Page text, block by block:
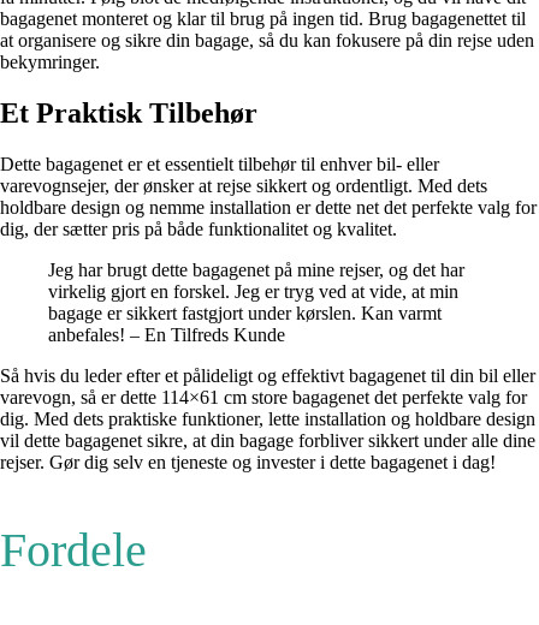
bagagenet monteret og klar til brug på ingen tid. Brug bagagenettet til
at organisere og sikre din bagage, så du kan fokusere på din rejse uden
bekymringer.
Et Praktisk Tilbehør
Dette bagagenet er et essentielt tilbehør til enhver bil- eller
varevognsejer, der ønsker at rejse sikkert og ordentligt. Med dets
holdbare design og nemme installation er dette net det perfekte valg for
dig, der sætter pris på både funktionalitet og kvalitet.
Jeg har brugt dette bagagenet på mine rejser, og det har
virkelig gjort en forskel. Jeg er tryg ved at vide, at min
bagage er sikkert fastgjort under kørslen. Kan varmt
anbefales! – En Tilfreds Kunde
Så hvis du leder efter et pålideligt og effektivt bagagenet til din bil eller
varevogn, så er dette 114×61 cm store bagagenet det perfekte valg for
dig. Med dets praktiske funktioner, lette installation og holdbare design
vil dette bagagenet sikre, at din bagage forbliver sikkert under alle dine
rejser. Gør dig selv en tjeneste og invester i dette bagagenet i dag!
Fordele